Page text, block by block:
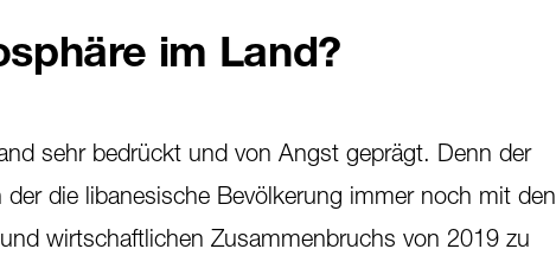
im Land?
sehr bedrückt und von Angst geprägt. Denn der
die libanesische Bevölkerung immer noch mit den
wirtschaftlichen Zusammenbruchs von 2019 zu